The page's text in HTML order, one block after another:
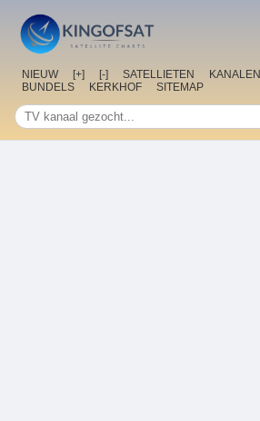
NIEUW [+] [-] SATELLIETEN KANALEN
BUNDELS
KERKHOF SITEMAP